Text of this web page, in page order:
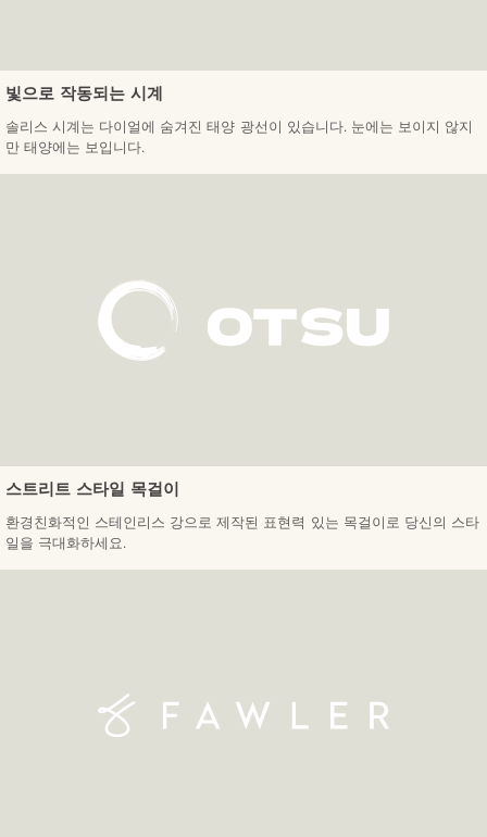
빛으로 작동되는 시계
솔리스 시계는 다이얼에 숨겨진 태양 광선이 있습니다. 눈에는 보이지 않지
만 태양에는 보입니다.
스트리트 스타일 목걸이
환경친화적인 스테인리스 강으로 제작된 표현력 있는 목걸이로 당신의 스타
일을 극대화하세요.